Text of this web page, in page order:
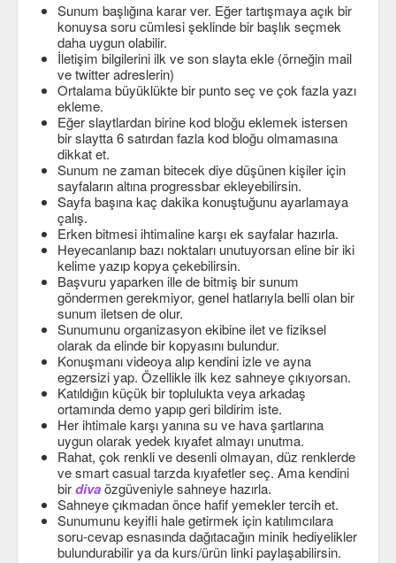
Güvenlik
Mobil
Android
Linux
Veri Yapıları & Algoritmalar
Veritabanı
MongoDB
PostgreSQL
Robotik
Biz Kimiz?
Yazarlar
Etkinlikler
Bize Katılın
Sunum başlığına karar ver. Eğer tartışmaya açık bir
konuysa soru cümlesi şeklinde bir başlık seçmek
daha uygun olabilir.
İletişim bilgilerini ilk ve son slayta ekle (örneğin mail
ve twitter adreslerin)
Ortalama büyüklükte bir punto seç ve çok fazla yazı
ekleme.
Eğer slaytlardan birine kod bloğu eklemek istersen
bir slaytta 6 satırdan fazla kod bloğu olmamasına
dikkat et.
Sunum ne zaman bitecek diye düşünen kişiler için
sayfaların altına progressbar ekleyebilirsin.
Sayfa başına kaç dakika konuştuğunu ayarlamaya
çalış.
Erken bitmesi ihtimaline karşı ek sayfalar hazırla.
Heyecanlanıp bazı noktaları unutuyorsan eline bir iki
kelime yazıp kopya çekebilirsin.
Başvuru yaparken ille de bitmiş bir sunum
göndermen gerekmiyor, genel hatlarıyla belli olan bir
sunum iletsen de olur.
Sunumunu organizasyon ekibine ilet ve fiziksel
olarak da elinde bir kopyasını bulundur.
Konuşmanı videoya alıp kendini izle ve ayna
egzersizi yap. Özellikle ilk kez sahneye çıkıyorsan.
Katıldığın küçük bir toplulukta veya arkadaş
ortamında demo yapıp geri bildirim iste.
Her ihtimale karşı yanına su ve hava şartlarına
uygun olarak yedek kıyafet almayı unutma.
Rahat, çok renkli ve desenli olmayan, düz renklerde
ve smart casual tarzda kıyafetler seç. Ama kendini
birdivaözgüveniyle sahneye hazırla.
Sahneye çıkmadan önce hafif yemekler tercih et.
Sunumunu keyifli hale getirmek için katılımcılara
soru-cevap esnasında dağıtacağın minik hediyelikler
bulundurabilir ya da kurs/ürün linki paylaşabilirsin.